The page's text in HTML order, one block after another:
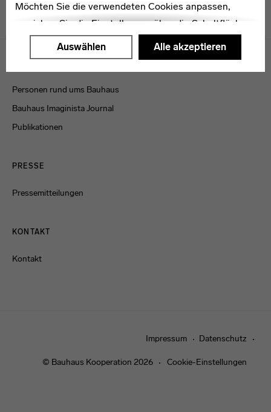
Möchten Sie die verwendeten Cookies anpassen,
erreichen Sie die Einstellungen über die Schaltfläche
"Auswählen".
Auswählen Alle akzeptieren
Menulinks
Personen rund ums Bauhaus
Bauhaus Imaginista Journal
Publikationen
PRESSE
Pressemitteilungen
KONTAKT
Kontakt
Impressum Datenschutz
© Bauhaus Kooperation 2026 Cookie-Einstellungen